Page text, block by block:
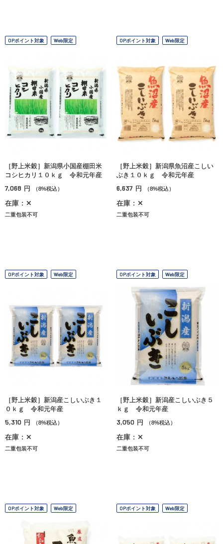
OPポイント対象 Web限定
［野上米穀］新潟県小国産棚田米
コシヒカリ１０ｋｇ 令和元年産
7,068 円 （8%税込）
在庫：✕
二重包装不可
OPポイント対象 Web限定
［野上米穀］新潟県魚沼産こしい
ぶき１０ｋｇ 令和元年産
6,637 円 （8%税込）
在庫：✕
二重包装不可
OPポイント対象 Web限定
［野上米穀］新潟産こしいぶき１
０ｋｇ 令和元年産
5,310 円 （8%税込）
在庫：✕
二重包装不可
OPポイント対象 Web限定
［野上米穀］新潟産こしいぶき５
ｋｇ 令和元年産
3,050 円 （8%税込）
在庫：✕
二重包装不可
OPポイント対象 Web限定 OPポイント対象 Web限定